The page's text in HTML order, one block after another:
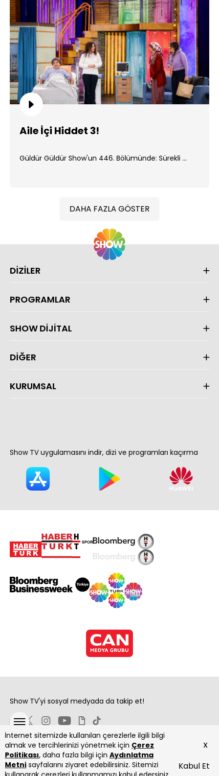
Aile İçi Hiddet 3!
Güldür Güldür Show'un 446. Bölümünde: Sürekli ...
DAHA FAZLA GÖSTER
İnternet sitemizde kullanılan çerezlerle ilgili bilgi
almak ve tercihlerinizi yönetmek için Çerez
Politikası, daha fazla bilgi için Aydınlatma
Metni sayfalarını ziyaret edebilirsiniz. Sitemizi
Kabul Et
x
DİZİLER
PROGRAMLAR
SHOW DİJİTAL
DİĞER
KURUMSAL
Show TV uygulamasını indir, dizi ve programları kaçırma
Show TV'yi sosyal medyada da takip et!
Copyright 2026 Show Televizyon Yayıncılık A.Ş.